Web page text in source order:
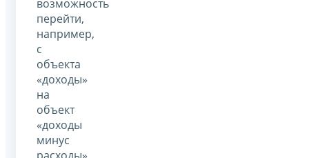
возможность
перейти,
например,
с
объекта
«доходы»
на
объект
«доходы
минус
расходы»